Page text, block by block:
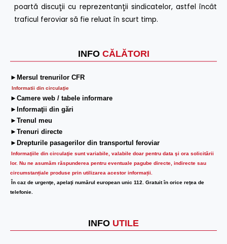
INFO CĂLĂTORI
►Mersul trenurilor CFR
Informatii din circulaţie
►Camere web / tabele informare
►Informaţii din gări
►Trenul meu
►Trenuri directe
►Drepturile pasagerilor din transportul feroviar
Informaţiile din circulaţie sunt variabile, valabile doar pentru data şi ora solicitării
lor. Nu ne asumăm răspunderea pentru eventuale pagube directe, indirecte sau
circumstanțiale produse prin utilizarea acestor informații.
În caz de urgenţe, apelaţi numărul european unic 112. Gratuit în orice reţea de
telefonie.
INFO UTILE
poartă discuţii cu reprezentanţii sindicatelor, astfel încât
traficul feroviar să fie reluat în scurt timp.